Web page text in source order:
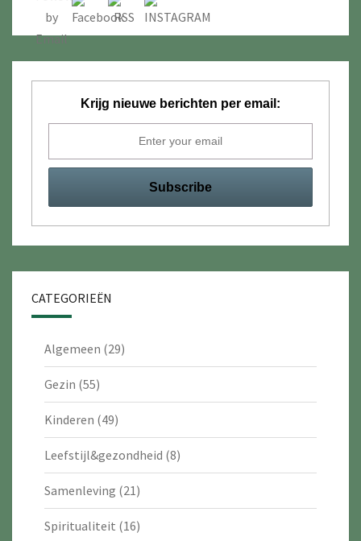
Krijg nieuwe berichten per email:
CATEGORIEËN
Algemeen (29)
Gezin (55)
Kinderen (49)
Leefstijl&gezondheid (8)
Samenleving (21)
Spiritualiteit (16)